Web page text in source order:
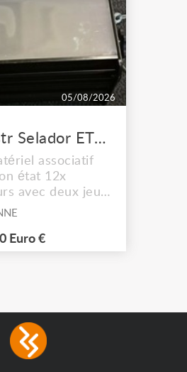
05/08/2026
12x Lustr Selador ETC Led 7x colors filtres
associatif
état 12x
avec deux jeux
Lustr Selador
colour
the
The
of a 50,000-
Euro €